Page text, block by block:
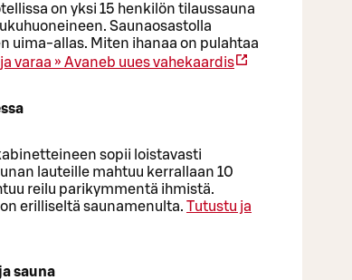
on yksi 15 henkilön tilaussauna
Saunaosastolla
uima-allas. Miten ihanaa on pulahtaa
varaa » Avaneb uues vahekaardis
sopii loistavasti
lauteille mahtuu kerrallaan 10
reilu parikymmentä ihmistä.
erilliseltä saunamenulta. Tutustu ja
sauna